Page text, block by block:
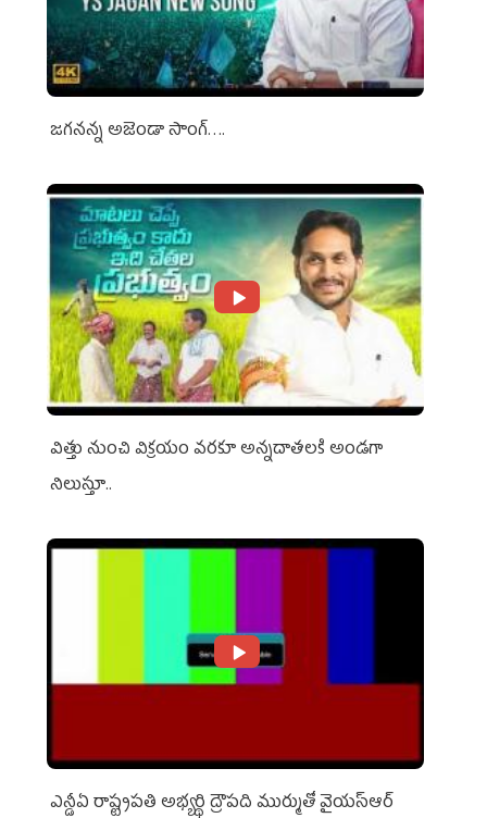
జగనన్న అజెండా సాంగ్….
విత్తు నుంచి విక్రయం వరకూ అన్నదాతలకి అండగా
నిలుస్తూ..
ఎన్డీఏ రాష్ట్ర‌ప‌తి అభ్య‌ర్థి ద్రౌప‌ది ముర్ముతో వైయ‌స్ఆర్